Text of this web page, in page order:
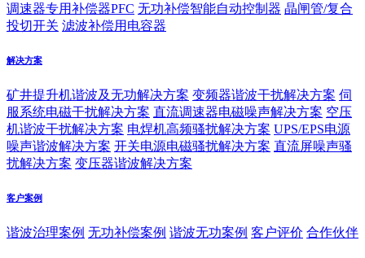
调速器专用补偿器PFC 无功补偿智能自动控制器 晶闸管/复合
投切开关 滤波补偿用电容器
解决方案
矿井提升机谐波及无功解决方案 变频器谐波干扰解决方案 伺
服系统电磁干扰解决方案 直流调速器电磁噪声解决方案 空压
机谐波干扰解决方案 电焊机高频骚扰解决方案 UPS/EPS电源
噪声谐波解决方案 开关电源电磁骚扰解决方案 直流屏噪声骚
扰解决方案 变压器谐波解决方案
客户案例
谐波治理案例 无功补偿案例 谐波无功案例 客户评价 合作伙伴